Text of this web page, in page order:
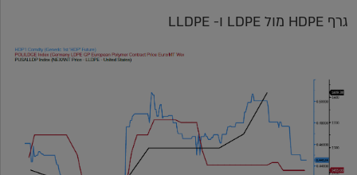
גרף HDPE מול LDPE ו- LLDPE